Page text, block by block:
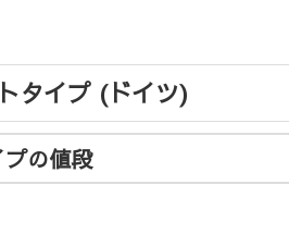
タイプ (ドイツ)
の値段